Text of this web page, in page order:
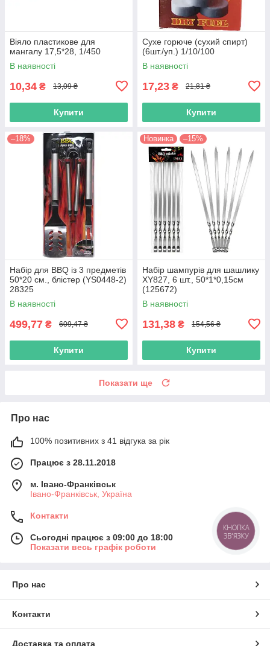
Віяло пластикове для
мангалу 17,5*28, 1/450
В наявності
10,34 ₴ 13,09 ₴
Купити
Сухе горюче (сухий спирт)
(6шт./уп.) 1/10/100
В наявності
17,23 ₴ 21,81 ₴
Купити
–18%
Набір для BBQ із 3 предметів
50*20 см., блістер (YS0448-2)
28325
В наявності
499,77 ₴ 609,47 ₴
Купити
Новинка –15%
Набір шампурів для шашлику
XY827, 6 шт., 50*1*0,15см
(125672)
В наявності
131,38 ₴ 154,56 ₴
Купити
Показати ще
Про нас
100% позитивних з 41 відгука за рік
Працює з 28.11.2018
м. Івано-Франківськ
Івано-Франківськ, Україна
Контакти
Сьогодні працює з 09:00 до 18:00
Показати весь графік роботи
Про нас
Контакти
Доставка та оплата
КНОПКА
ЗВ'ЯЗКУ